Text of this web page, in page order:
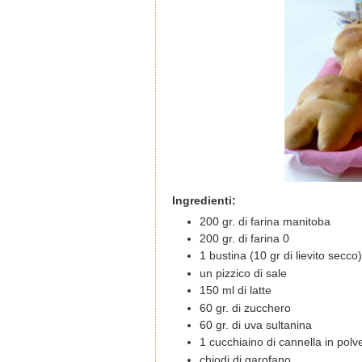
Ingredienti:
200 gr. di farina manitoba
200 gr. di farina 0
1 bustina (10 gr di lievito secco)
un pizzico di sale
150 ml di latte
60 gr. di zucchero
60 gr. di uva sultanina
1 cucchiaino di cannella in